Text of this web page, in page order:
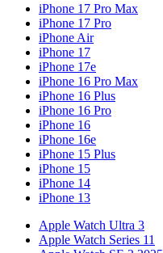
iPhone 17 Pro Max
iPhone 17 Pro
iPhone Air
iPhone 17
iPhone 17e
iPhone 16 Pro Max
iPhone 16 Plus
iPhone 16 Pro
iPhone 16
iPhone 16e
iPhone 15 Plus
iPhone 15
iPhone 14
iPhone 13
Apple Watch Ultra 3
Apple Watch Series 11